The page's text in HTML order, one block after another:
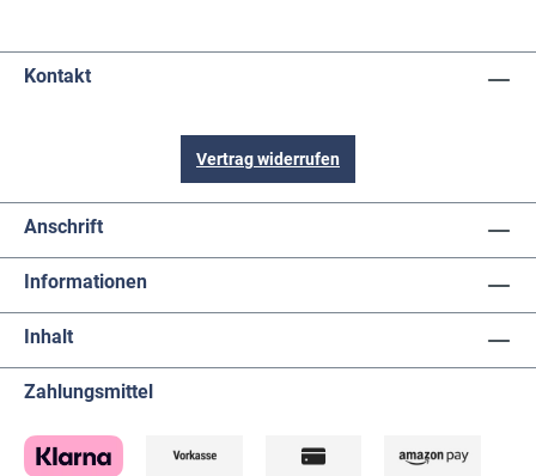
Kontakt
Vertrag widerrufen
Anschrift
Informationen
Inhalt
Zahlungsmittel